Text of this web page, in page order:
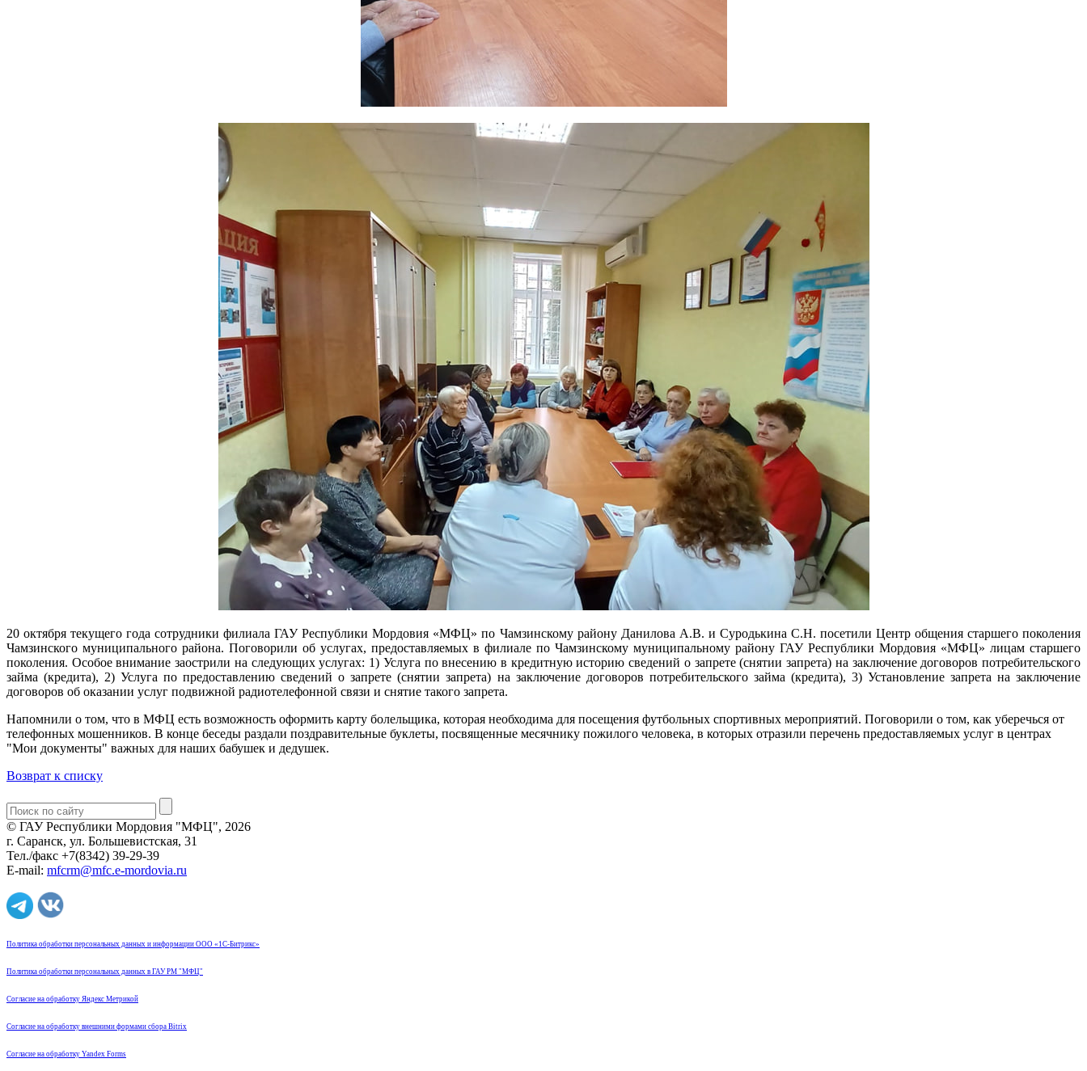
20 октября текущего года сотрудники филиала ГАУ Республики Мордовия «МФЦ» по Чамзинскому району Данилова А.В. и Суродькина С.Н. посетили Центр общения старшего поколения
Чамзинского муниципального района. Поговорили об услугах, предоставляемых в филиале по Чамзинскому муниципальному району ГАУ Республики Мордовия «МФЦ» лицам старшего
поколения. Особое внимание заострили на следующих услугах: 1) Услуга по внесению в кредитную историю сведений о запрете (снятии запрета) на заключение договоров потребительского
займа (кредита), 2) Услуга по предоставлению сведений о запрете (снятии запрета) на заключение договоров потребительского займа (кредита), 3) Установление запрета на заключение
договоров об оказании услуг подвижной радиотелефонной связи и снятие такого запрета.
Напомнили о том, что в МФЦ есть возможность оформить карту болельщика, которая необходима для посещения футбольных спортивных мероприятий. Поговорили о том, как уберечься от
телефонных мошенников. В конце беседы раздали поздравительные буклеты, посвященные месячнику пожилого человека, в которых отразили перечень предоставляемых услуг в центрах
"Мои документы" важных для наших бабушек и дедушек.
Возврат к списку
© ГАУ Республики Мордовия "МФЦ", 2026
г. Саранск, ул. Большевистская, 31
Тел./факс +7(8342) 39-29-39
E-mail: mfcrm@mfc.e-mordovia.ru
Политика обработки персональных данных и информации ООО «1С-Битрикс»
Политика обработки персональных данных в ГАУ РМ "МФЦ"
Согласие на обработку Яндекс Метрикой
Согласие на обработку внешними формами сбора Bitrix
Согласие на обработку Yandex Forms